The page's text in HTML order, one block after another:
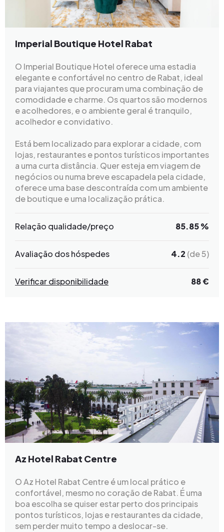
Imperial Boutique Hotel Rabat
O Imperial Boutique Hotel oferece uma estadia
elegante e confortável no centro de Rabat, ideal
para viajantes que procuram uma combinação de
comodidade e charme. Os quartos são modernos
e acolhedores, e o ambiente geral é tranquilo,
acolhedor e convidativo.
Está bem localizado para explorar a cidade, com
lojas, restaurantes e pontos turísticos importantes
a uma curta distância. Quer esteja em viagem de
negócios ou numa breve escapadela pela cidade,
oferece uma base descontraída com um ambiente
de boutique e uma localização prática.
Relação qualidade/preço 85.85 %
Avaliação dos hóspedes 4.2 (de 5)
Verificar disponibilidade 88 €
Az Hotel Rabat Centre
O Az Hotel Rabat Centre é um local prático e
confortável, mesmo no coração de Rabat. É uma
boa escolha se quiser estar perto dos principais
pontos turísticos, lojas e restaurantes da cidade,
sem perder muito tempo a deslocar-se.